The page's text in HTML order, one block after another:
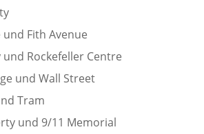
Fith Avenue
Rockefeller Centre
und Wall Street
Tram
und 9/11 Memorial